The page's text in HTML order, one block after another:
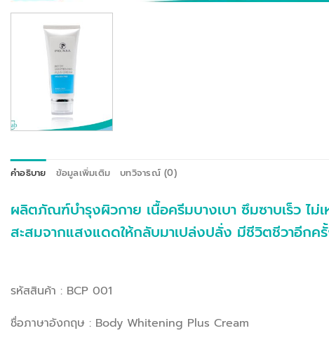
คำอธิบาย ข้อมูลเพิ่มเติม บทวิจารณ์ (0)
ผลิตภัณฑ์บำรุงผิวกาย เนื้อครีมบางเบา ซึมซาบเร็ว ไ
สะสมจากแสงแดดให้กลับมาเปล่งปลั่ง มีชีวิตชีวาอีก
รหัสสินค้า : BCP 001
ชื่อภาษาอังกฤษ : Body Whitening Plus Cream